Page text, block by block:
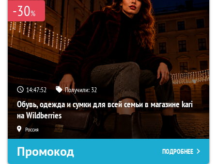
-30%
14:47:50 Получили: 32
Обувь, одежда и сумки для всей семьи в магазине kari
на Wildberries
Россия
Промокод ПОДРОБНЕЕ